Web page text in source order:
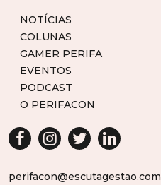
NOTÍCIAS
COLUNAS
GAMER PERIFA
EVENTOS
PODCAST
O PERIFACON
perifacon@escutagestao.com